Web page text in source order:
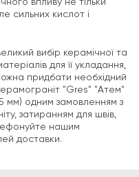
сильних кислот і
вибір керамічної та
для її укладання,
придбати необхідний
"Gres" "Атем"
мм) одним замовленням з
затиранням для швів,
нашим
доставки.